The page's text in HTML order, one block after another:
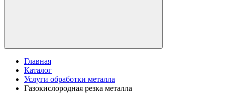
Главная
Каталог
Услуги обработки металла
Газокислородная резка металла